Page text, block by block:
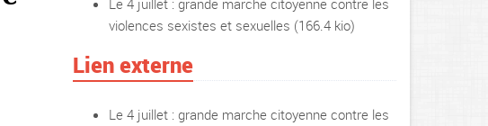
Le 4 juillet : grande marche citoyenne contre les
violences sexistes et sexuelles (166.4 kio)
Lien externe
Le 4 juillet : grande marche citoyenne contre les